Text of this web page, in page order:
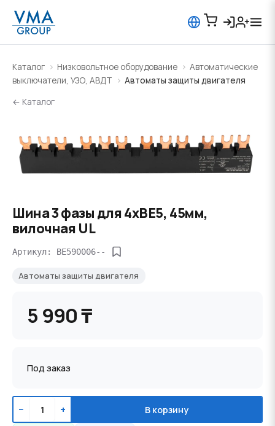
Каталог Низковольтное оборудование
Автоматические
выключатели, УЗО, АВДТ
Автоматы защиты двигателя
← Каталог
Шина 3 фазы для 4xBE5, 45мм,
вилочная UL
Артикул: BE590006--
Автоматы защиты двигателя
5 990 ₸
Под заказ
− + В корзину